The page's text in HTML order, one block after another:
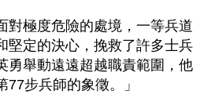
對極度危險的處境，一等兵道
堅定的決心，挽救了許多士兵
勇舉動遠遠超越職責範圍，他
步兵師的象徵。」